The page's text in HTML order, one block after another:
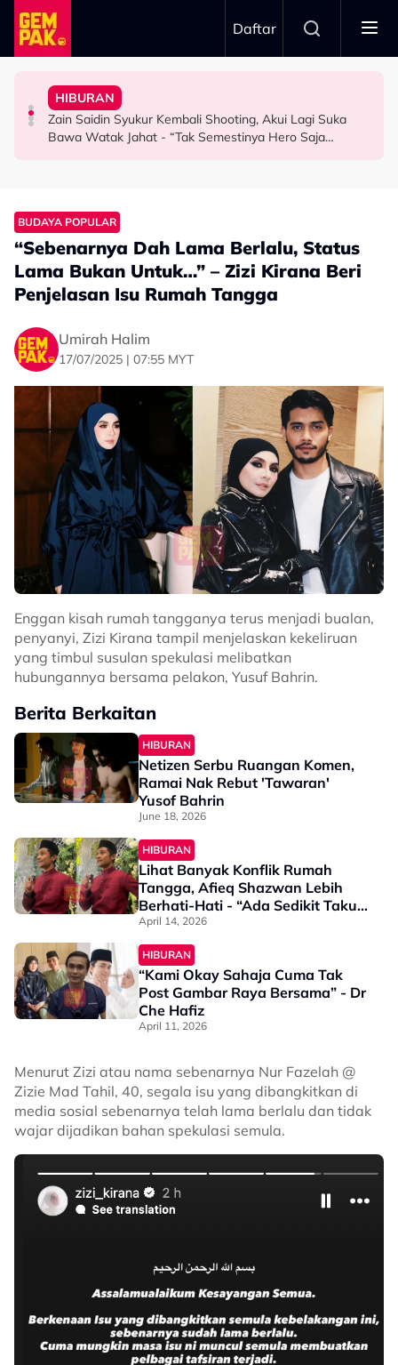
Skip to main content
Daftar
HIBURAN
“Ramai Pihak Dekati Saya, Jaclyn Victor & Ning Baizura
Untuk…” - Shila Amzah
HIBURAN
Zain Saidin Syukur Kembali Shooting, Akui Lagi Suka
Bawa Watak Jahat - “Tak Semestinya Hero Saja
GAYA HIDUP
MPO Beri Penghormatan Untuk Alfonso Soliano Di
Dewan Filharmonik Petronas
HIBURAN
“Harapnya Tahun Ini Terakhir La Untuk Saya…” - Ezzanie
Jasny
BUDAYA POPULAR
“Sebenarnya Dah Lama Berlalu, Status
Lama Bukan Untuk…” – Zizi Kirana Beri
Penjelasan Isu Rumah Tangga
Umirah Halim
17/07/2025 | 07:55 MYT
Enggan kisah rumah tangganya terus menjadi bualan,
penyanyi, Zizi Kirana tampil menjelaskan kekeliruan
yang timbul susulan spekulasi melibatkan
hubungannya bersama pelakon, Yusuf Bahrin.
Berita Berkaitan
HIBURAN
Netizen Serbu Ruangan Komen,
Ramai Nak Rebut 'Tawaran'
Yusof Bahrin
June 18, 2026
HIBURAN
Lihat Banyak Konflik Rumah
Tangga, Afieq Shazwan Lebih
Berhati-Hati - “Ada Sedikit Takut
Tapi Itu Semua Kehendak Allah”
April 14, 2026
HIBURAN
“Kami Okay Sahaja Cuma Tak
Post Gambar Raya Bersama” - Dr
Che Hafiz
April 11, 2026
Menurut Zizi atau nama sebenarnya Nur Fazelah @
Zizie Mad Tahil, 40, segala isu yang dibangkitkan di
media sosial sebenarnya telah lama berlalu dan tidak
wajar dijadikan bahan spekulasi semula.